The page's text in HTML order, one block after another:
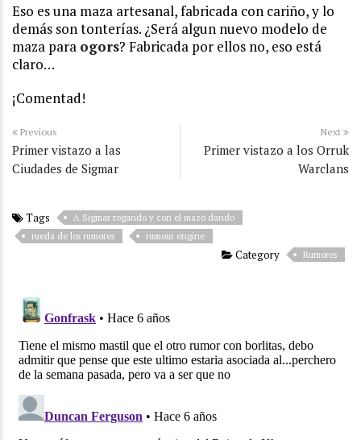
Eso es una maza artesanal, fabricada con cariño, y lo
demás son tonterías. ¿Será algun nuevo modelo de
maza para ogors? Fabricada por ellos no, eso está
claro…
¡Comentad!
Previous
Primer vistazo a las
Ciudades de Sigmar
Next
Primer vistazo a los Orruk
Warclans
Tags
A Sigmar rogando y con el mazo dando
rueda de los rumores
rumour engine
Category Rumores